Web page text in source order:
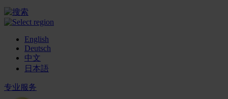
English
Deutsch
中文
日本語
专业服务